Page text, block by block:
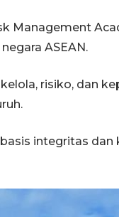
Management
ASEAN.
risiko, dan
integritas dan